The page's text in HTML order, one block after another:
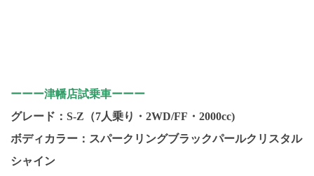
ーーー津幡店試乗車ーーー
グレード：S-Z（7人乗り・2WD/FF・2000cc)
ボディカラー：スパークリングブラックパールクリスタル
シャイン